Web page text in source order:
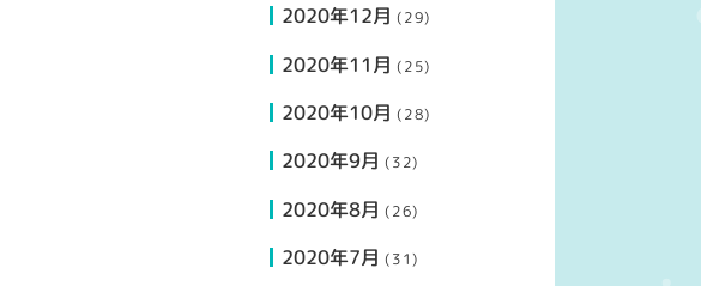
2020年12月 (29)
2020年11月 (25)
2020年10月 (28)
2020年9月 (32)
2020年8月 (26)
2020年7月 (31)